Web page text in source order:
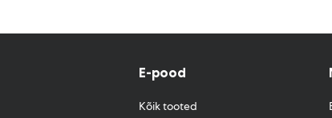
E-pood
Kõik tooted